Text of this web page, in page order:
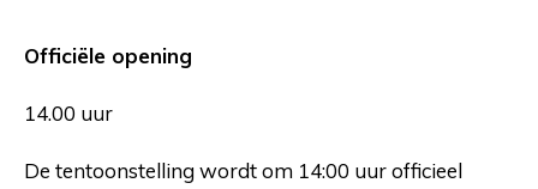
Officiële opening
14.00 uur
De tentoonstelling wordt om 14:00 uur officieel